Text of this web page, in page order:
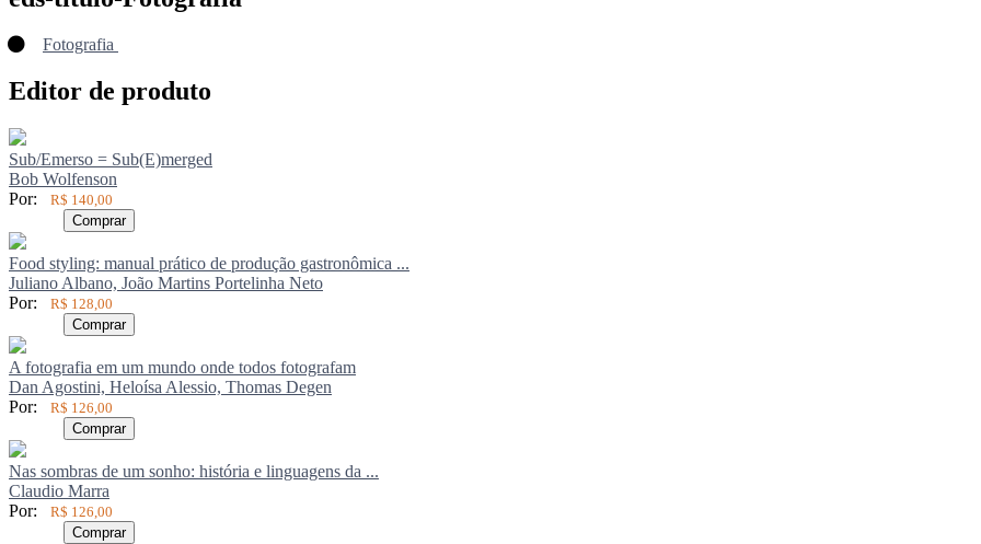
Fotografia
Editor de produto
Sub/Emerso = Sub(E)merged
Bob Wolfenson
Por:
R$ 140,00
Comprar
Food styling: manual prático de produção gastronômica ...
Juliano Albano, João Martins Portelinha Neto
Por:
R$ 128,00
Comprar
A fotografia em um mundo onde todos fotografam
Dan Agostini, Heloísa Alessio, Thomas Degen
Por:
R$ 126,00
Comprar
Nas sombras de um sonho: história e linguagens da ...
Claudio Marra
Por:
R$ 126,00
Comprar